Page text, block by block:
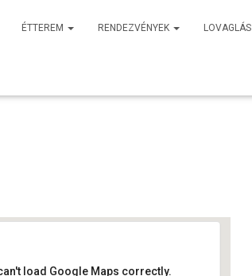
ÉTTEREM RENDEZVÉNYEK LOVAGLÁS
load Google Maps correctly.